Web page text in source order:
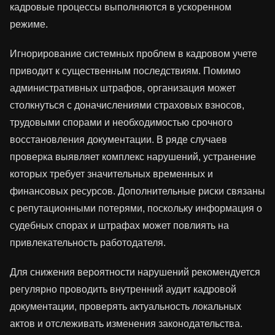
кадровые процессы выполняются в ускоренном
режиме.
Игнорирование системных проблем в кадровом учете
приводит к существенным последствиям. Помимо
административных штрафов, организация может
столкнуться с доначислениями страховых взносов,
трудовыми спорами и необходимостью срочного
восстановления документации. В ряде случаев
проверка выявляет комплекс нарушений, устранение
которых требует значительных временных и
финансовых ресурсов. Дополнительные риски связаны
с репутационными потерями, поскольку информация о
судебных спорах и штрафах может повлиять на
привлекательность работодателя.
Для снижения вероятности нарушений рекомендуется
регулярно проводить внутренний аудит кадровой
документации, проверять актуальность локальных
актов и отслеживать изменения законодательства.